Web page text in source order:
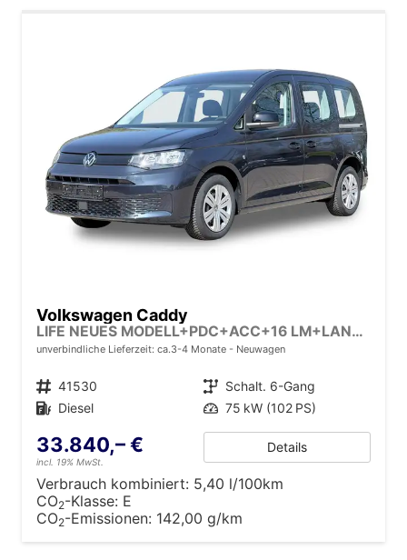
Volkswagen Caddy
LIFE NEUES MODELL+PDC+ACC+16 LM+LANE ASSIST
unverbindliche Lieferzeit: ca.3-4 Monate Neuwagen
Fahrzeugnr. 41530 Getriebe Schalt. 6-Gang
Kraftstoff Diesel Leistung 75 kW (102 PS)
33.840,– €
incl. 19% MwSt.
Details
Verbrauch kombiniert: 5,40 l/100km
CO2-Klasse: E
CO2-Emissionen: 142,00 g/km